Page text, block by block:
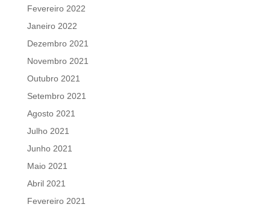
Fevereiro 2022
Janeiro 2022
Dezembro 2021
Novembro 2021
Outubro 2021
Setembro 2021
Agosto 2021
Julho 2021
Junho 2021
Maio 2021
Abril 2021
Fevereiro 2021